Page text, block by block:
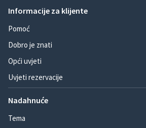
Informacije za klijente
Pomoć
Dobro je znati
Opći uvjeti
Uvjeti rezervacije
Nadahnuće
Tema